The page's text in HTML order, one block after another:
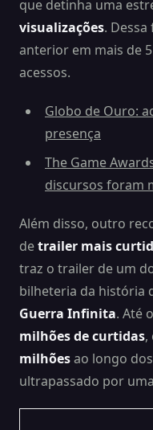
que detinha uma
visualizações.
anterior em mais de
acessos.
Globo de Ouro:
presença
The Game
discursos foram
Além disso, outro
detrailer mais
traz o trailer de um
bilheteria da história
Guerra Infinita. Até
milhõesde curtidas,
milhõesao longo
ultrapassado por